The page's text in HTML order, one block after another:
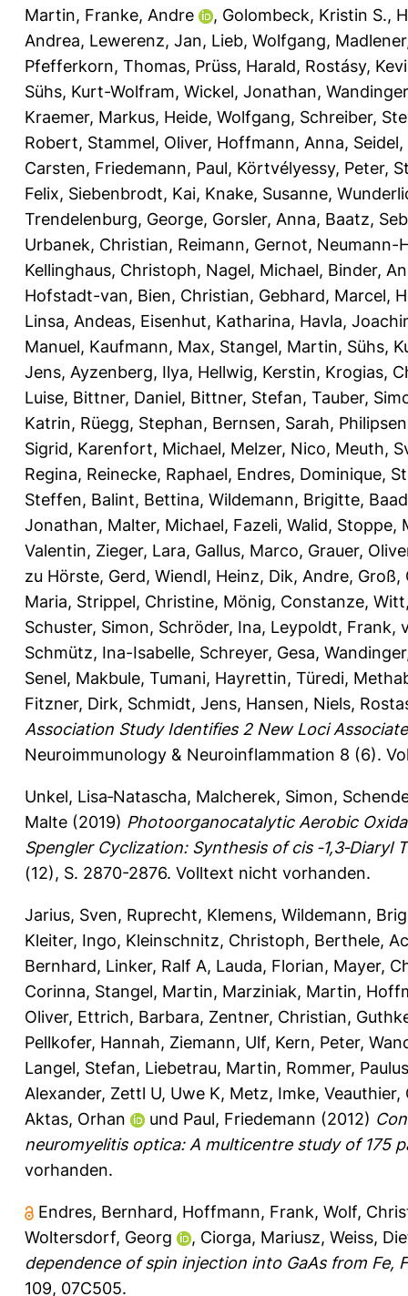
Martin, Franke, Andre , Golombeck, Kristin S.,
Andrea, Lewerenz, Jan, Lieb, Wolfgang,
Pfefferkorn, Thomas, Prüss, Harald, Rostásy,
Sühs, Kurt-Wolfram, Wickel, Jonathan,
Kraemer, Markus, Heide, Wolfgang, Schreiber,
Robert, Stammel, Oliver, Hoffmann, Anna,
Carsten, Friedemann, Paul, Körtvélyessy, Peter,
Felix, Siebenbrodt, Kai, Knake, Susanne,
Trendelenburg, George, Gorsler, Anna, Baatz,
Urbanek, Christian, Reimann, Gernot, Neumann-
Kellinghaus, Christoph, Nagel, Michael, Binder,
Hofstadt-van, Bien, Christian, Gebhard, Marcel,
Linsa, Andeas, Eisenhut, Katharina, Havla,
Manuel, Kaufmann, Max, Stangel, Martin, Sühs,
Jens, Ayzenberg, Ilya, Hellwig, Kerstin, Krogias,
Luise, Bittner, Daniel, Bittner, Stefan, Tauber,
Katrin, Rüegg, Stephan, Bernsen, Sarah,
Sigrid, Karenfort, Michael, Melzer, Nico, Meuth,
Regina, Reinecke, Raphael, Endres, Dominique,
Steffen, Balint, Bettina, Wildemann, Brigitte,
Jonathan, Malter, Michael, Fazeli, Walid, Stoppe,
Valentin, Zieger, Lara, Gallus, Marco, Grauer,
zu Hörste, Gerd, Wiendl, Heinz, Dik, Andre, Groß,
Maria, Strippel, Christine, Mönig, Constanze,
Schuster, Simon, Schröder, Ina, Leypoldt, Frank,
Schmütz, Ina-Isabelle, Schreyer, Gesa,
Senel, Makbule, Tumani, Hayrettin, Türedi,
Fitzner, Dirk, Schmidt, Jens, Hansen, Niels,
Association Study Identifies 2 New Loci
Neuroimmunology & Neuroinflammation 8 (6).
Unkel, Lisa‐Natascha, Malcherek, Simon,
Malte (2019) Photoorganocatalytic Aerobic
Spengler Cyclization: Synthesis of cis ‐1,3‐Diaryl
(12), S. 2870-2876. Volltext nicht vorhanden.
Jarius, Sven, Ruprecht, Klemens, Wildemann,
Kleiter, Ingo, Kleinschnitz, Christoph, Berthele,
Bernhard, Linker, Ralf A, Lauda, Florian, Mayer,
Corinna, Stangel, Martin, Marziniak, Martin,
Oliver, Ettrich, Barbara, Zentner, Christian,
Pellkofer, Hannah, Ziemann, Ulf, Kern, Peter,
Langel, Stefan, Liebetrau, Martin, Rommer,
Alexander, Zettl U, Uwe K, Metz, Imke, Veauthier,
Aktas, Orhan
und Paul, Friedemann (2012)
neuromyelitis optica: A multicentre study of 175
vorhanden.
Endres, Bernhard, Hoffmann, Frank, Wolf,
Woltersdorf, Georg
, Ciorga, Mariusz, Weiss,
dependence of spin injection into GaAs from Fe,
109, 07C505.